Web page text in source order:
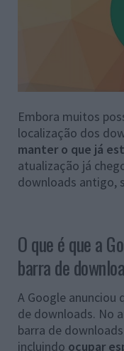
Embora muitos
localização dos
manter o que já
atualização já
downloads antigo,
O que é que a
barra de
A Google anunciou
de downloads. No
barra de
incluindo ocupar